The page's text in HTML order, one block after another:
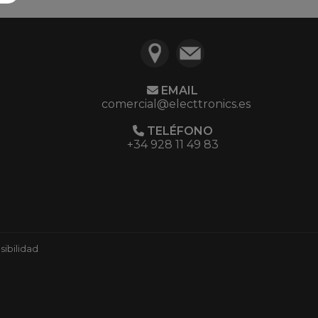
EMAIL
comercial@electtronics.es
TELÉFONO
+34 928 11 49 83